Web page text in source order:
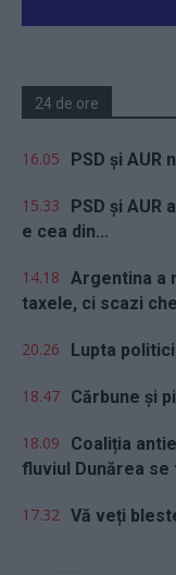
24 de ore
16.05 PSD și AUR
15.33
PSD și
e cea din...
14.18 Argentina a
taxele, ci scazi
20.26 Lupta
18.47 Cărbune și
18.09
Coaliția
fluviul Dunărea
17.32 Vă veți